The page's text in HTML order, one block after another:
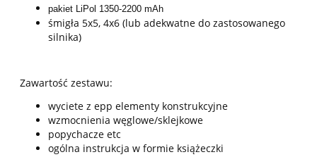
pakiet LiPol 1350-2200 mAh
śmigła 5x5, 4x6 (lub adekwatne do zastosowanego
silnika)
Zawartość zestawu:
wyciete z epp elementy konstrukcyjne
wzmocnienia węglowe/sklejkowe
popychacze etc
ogólna instrukcja w formie książeczki